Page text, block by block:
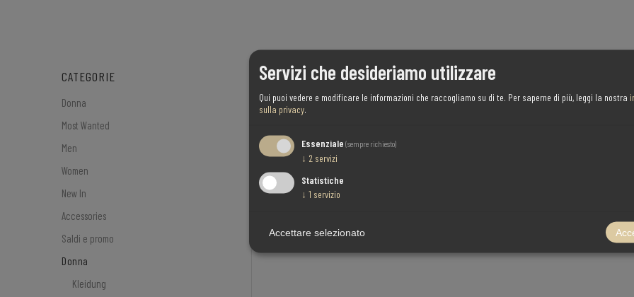
CATEGORIE
Donna
Most Wanted
Men
Women
New In
Accessories
Saldi e promo
Donna
Kleidung
Servizi che desideriamo utilizzare
Qui puoi vedere e modificare le informazioni che raccogliamo su di te. Per saperne di più, leggi la nostra
sulla privacy
Essenziale (sempre richiesto)
↓ 2 servizi
Statistiche
↓ 1 servizio
Accettare selezionato